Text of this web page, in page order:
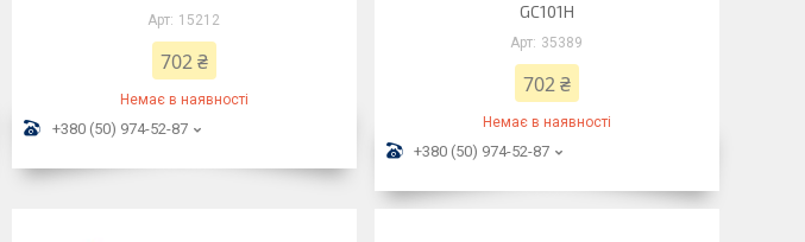
15212
702 ₴
Немає в наявності
+380 (50) 974-52-87
GC101H
35389
702 ₴
Немає в наявності
+380 (50) 974-52-87